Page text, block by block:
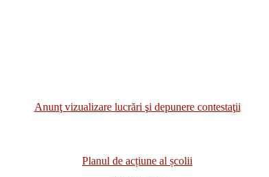
Anunţ vizualizare lucrări şi depunere contestaţii
Planul de acțiune al școlii